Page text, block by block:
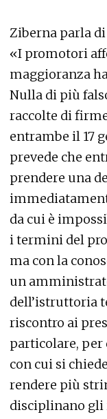
Ziberna parla
«I promotori
maggioranza
Nulla di più
raccolte di
entrambe il 17
prevede che
prendere una
da cui è
i termini del
ma con la
un
dell’istruttoria
riscontro ai
particolare,
con cui si
rendere più
disciplinano